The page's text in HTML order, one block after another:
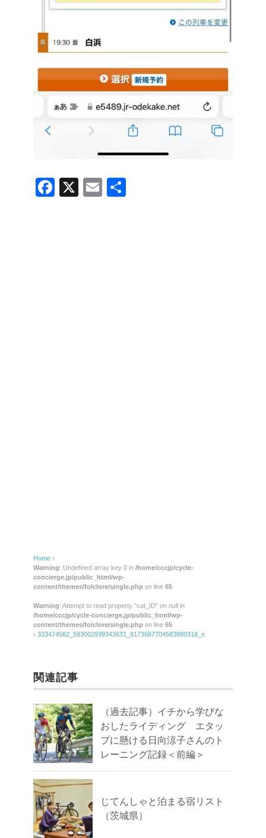
F
X
E
Home ›
Warning: Undefined array key 0 in /home/cccjp/cycle-
concierge.jp/public_html/wp-
content/themes/folclore/single.php on line 65
Warning: Attempt to read property "cat_ID" on null in
/home/cccjp/cycle-concierge.jp/public_html/wp-
content/themes/folclore/single.php on line 65
› 333474562_593002939343631_9173687704583880318_n
関連記事
（過去記事）イチから学びな
おしたライディング エタッ
プに懸ける日向涼子さんのト
レーニング記録＜前編＞
じてんしゃと泊まる宿リスト
（茨城県）